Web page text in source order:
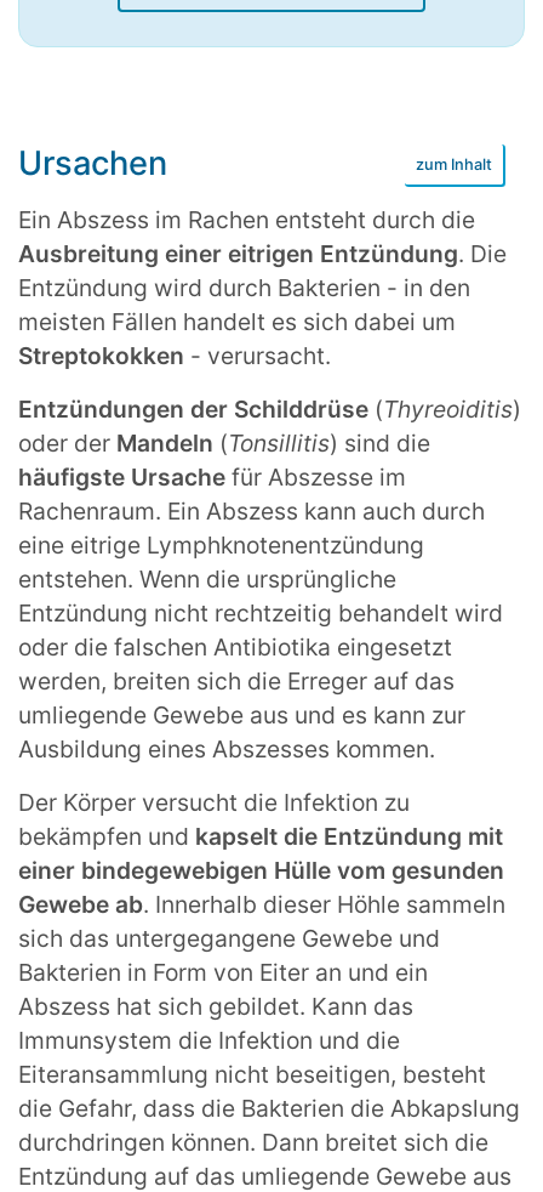
Ursachen
Ein Abszess im Rachen entsteht durch die
Ausbreitung einer eitrigen Entzündung. Die
Entzündung wird durch Bakterien - in den
meisten Fällen handelt es sich dabei um
Streptokokken - verursacht.
Entzündungen der Schilddrüse (Thyreoiditis)
oder der Mandeln (Tonsillitis) sind die
häufigste Ursache für Abszesse im
Rachenraum. Ein Abszess kann auch durch
eine eitrige Lymphknotenentzündung
entstehen. Wenn die ursprüngliche
Entzündung nicht rechtzeitig behandelt wird
oder die falschen Antibiotika eingesetzt
werden, breiten sich die Erreger auf das
umliegende Gewebe aus und es kann zur
Ausbildung eines Abszesses kommen.
Der Körper versucht die Infektion zu
bekämpfen und kapselt die Entzündung mit
einer bindegewebigen Hülle vom gesunden
Gewebe ab. Innerhalb dieser Höhle sammeln
sich das untergegangene Gewebe und
Bakterien in Form von Eiter an und ein
Abszess hat sich gebildet. Kann das
Immunsystem die Infektion und die
Eiteransammlung nicht beseitigen, besteht
die Gefahr, dass die Bakterien die Abkapslung
durchdringen können. Dann breitet sich die
Entzündung auf das umliegende Gewebe aus